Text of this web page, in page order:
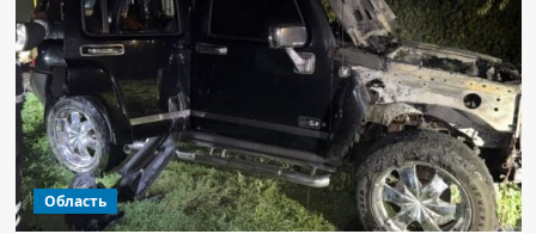
Область